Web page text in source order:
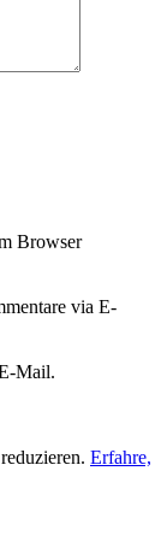
Browser
via E-
Mail.
Erfahre,